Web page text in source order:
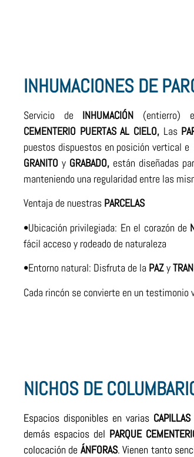
INHUMACIONES DE
Servicio de INHUMACIÓN (entierro)
CEMENTERIO PUERTAS AL CIELO, Las
puestos dispuestos en posición vertical
GRANITO y GRABADO, están diseñadas
manteniendo una regularidad entre las
Ventaja de nuestras PARCELAS
•Ubicación privilegiada: En el corazón de
fácil acceso y rodeado de naturaleza
•Entorno natural: Disfruta de la PAZy
Cada rincón se convierte en un testimonio
NICHOS DE
Espacios disponibles en varias CAPILLAS
demás espacios del PARQUE
colocación de ÁNFORAS. Vienen tanto